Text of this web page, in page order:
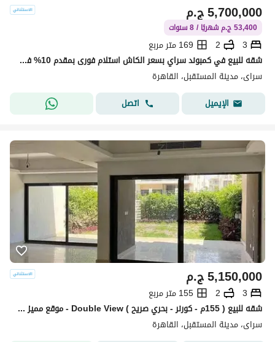
ج.م5,700,000
53,400 ج.م شهريًا / 8 سنوات
3
2
169 متر مربع
شقه للبيع في كمبوند سراي بسعر الكاش استلام فورى بمقدم 10% فقط علي 8 سنوات | خصم علي الكاش 50% | القاهره الجديده | Sarai
سراى، مدينة المستقبل، القاهرة
الإيميل
اتصل
ج.م5,150,000
3
2
155 متر مربع
شقه للبيع ( 155م - كورنر - بحري صريح ) Double View - موقع مميز جدا ( 3 غرف Garden View ) سور ف سور مع مدينتي مباشره + دقايق من مطار القاهره
سراى، مدينة المستقبل، القاهرة